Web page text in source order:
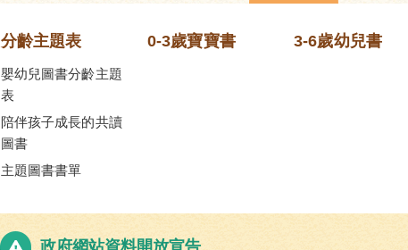
分齡主題表
嬰幼兒圖書分齡主題
表
陪伴孩子成長的共讀
圖書
主題圖書書單
0-3歲寶寶書 3-6歲幼兒書
政府網站資料開放宣告